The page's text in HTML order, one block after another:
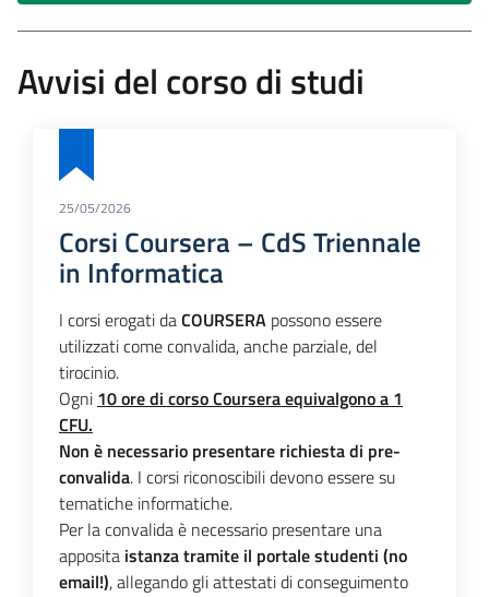
Avvisi del corso di studi
25/05/2026
Corsi Coursera – CdS Triennale
in Informatica
I corsi erogati daCOURSERA possono essere
utilizzati come convalida, anche parziale, del
tirocinio.
Ogni 10 ore di corso Coursera equivalgono a 1
CFU.
Non è necessario presentare richiesta di pre-
convalida. I corsi riconoscibili devono essere su
tematiche informatiche.
Per la convalida è necessario presentare una
apposita istanza tramite il portale studenti (no
email!), allegando gli attestati di conseguimento